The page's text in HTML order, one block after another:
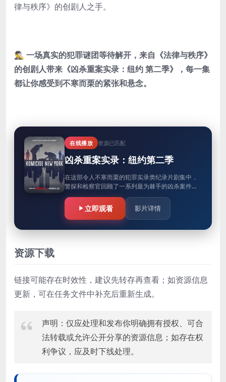
律与秩序》的创剧人之手。
🕵️‍♂️ 一场真实的犯罪谜团等待解开，来自《法律与秩序》
的创剧人带来《凶杀重案实录：纽约 第二季》，每一集
都让你感受到不寒而栗的紧张和悬念。
在线播放 资源已匹配
凶杀重案实录：纽约第二季
在这部令人不寒而栗的犯罪实录类纪录片剧集中，
警探和检察官回顾了一系列最为棘手的凶杀案件。
出自《法律与秩序》的创剧人之手。
立即观看 影片详情
资源下载
链接可能存在时效性，建议先转存再查看；如资源信息
更新，可在任务文件中补充后重新生成。
声明：仅应处理和发布你明确拥有授权、可合
法转载或允许公开分享的资源信息；如存在权
利争议，应及时下线处理。